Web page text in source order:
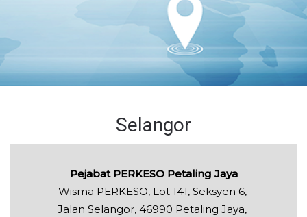
Selangor
Pejabat PERKESO Petaling Jaya
Wisma PERKESO, Lot 141, Seksyen 6,
Jalan Selangor, 46990 Petaling Jaya,